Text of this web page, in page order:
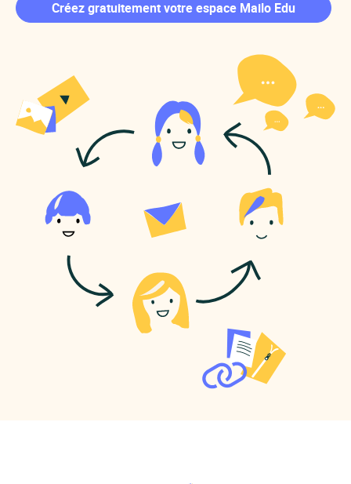
Créez gratuitement votre espace Mailo Edu